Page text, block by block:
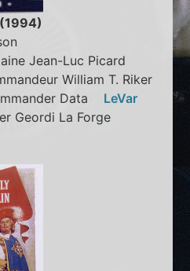
Jean-Luc Picard
William T. Riker
Data LeVar
Geordi La Forge